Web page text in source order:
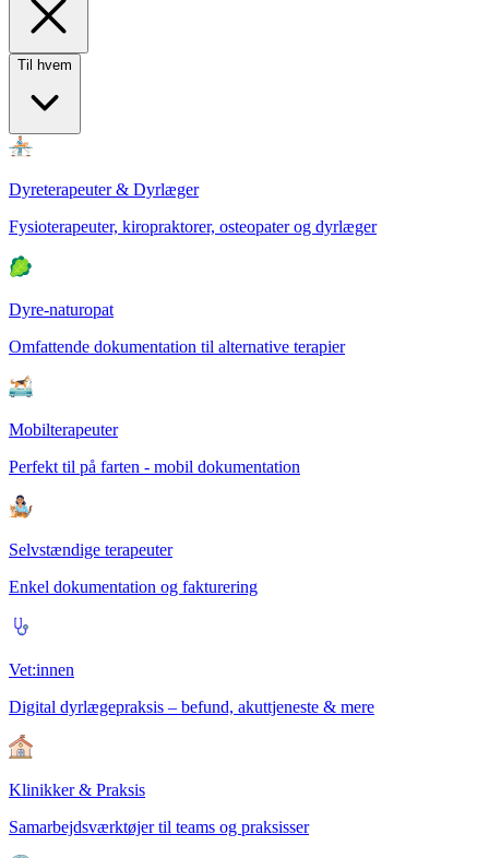
Til hvem
Dyreterapeuter & Dyrlæger
Fysioterapeuter, kiropraktorer, osteopater og dyrlæger
Dyre-naturopat
Omfattende dokumentation til alternative terapier
Mobilterapeuter
Perfekt til på farten - mobil dokumentation
Selvstændige terapeuter
Enkel dokumentation og fakturering
Vet:innen
Digital dyrlægepraksis – befund, akuttjeneste & mere
Klinikker & Praksis
Samarbejdsværktøjer til teams og praksisser